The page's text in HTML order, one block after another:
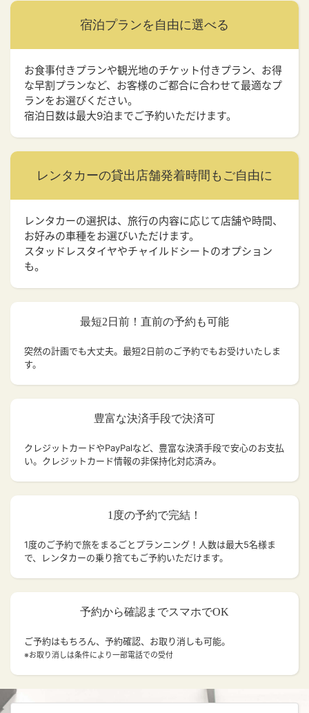
宿泊プランを 自由に選べる
お食事付きプランや観光地のチケット付きプラン、お得
な早割プランなど、お客様のご都合に合わせて最適なプ
ランをお選びください。
宿泊日数は最大9泊までご予約いただけます。
レンタカーの貸出店舗発着時間もご自由に
レンタカーの選択は、旅行の内容に応じて店舗や時間、
お好みの車種をお選びいただけます。
スタッドレスタイヤやチャイルドシートのオプション
も。
最短2日前！直前の予約も可能
突然の計画でも大丈夫。 最短2日前のご予約でもお受けいたしま
す。
豊富な決済手段で決済可
クレジットカードやPayPalなど、豊富な決済手段で安心のお支払
い。クレジットカード情報の非保持化対応済み。
1度の予約で完結！
1度のご予約で旅をまるごとプランニング！人数は最大5名様ま
で、レンタカーの乗り捨てもご予約いただけます。
予約から確認までスマホでOK
ご予約はもちろん、予約確認、お取り消しも可能。
※お取り消しは条件により一部電話での受付